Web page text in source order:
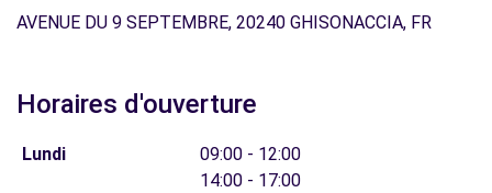
AVENUE DU 9 SEPTEMBRE, 20240 GHISONACCIA, FR
Horaires d'ouverture
Lundi
09:00 - 12:00
14:00 - 17:00